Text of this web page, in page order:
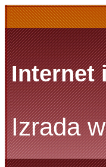
Internet
Izrada